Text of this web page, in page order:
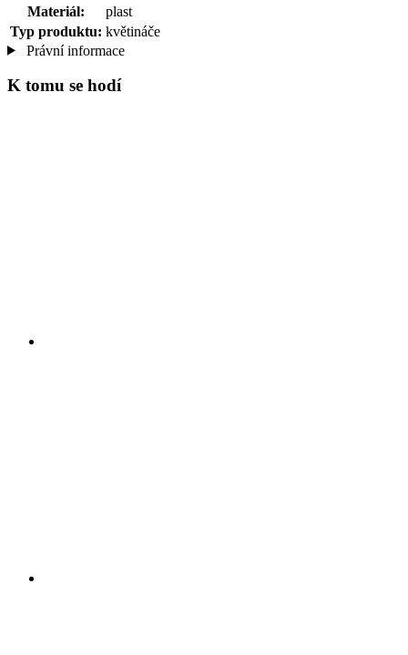
Materiál:
plast
Typ produktu: květináče
Právní informace
K tomu se hodí